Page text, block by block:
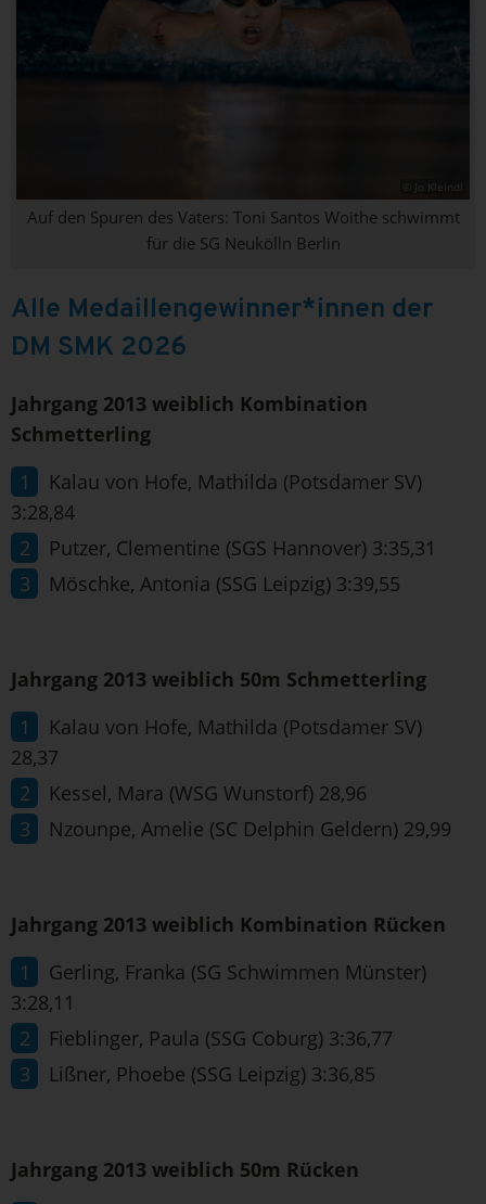
© Jo Kleindl
Auf den Spuren des Vaters: Toni Santos Woithe schwimmt
für die SG Neukölln Berlin
Alle Medaillengewinner*innen der
DM SMK 2026
Jahrgang 2013 weiblich Kombination
Schmetterling
Kalau von Hofe, Mathilda (Potsdamer SV)
3:28,84
Putzer, Clementine (SGS Hannover) 3:35,31
Möschke, Antonia (SSG Leipzig) 3:39,55
Jahrgang 2013 weiblich 50m Schmetterling
Kalau von Hofe, Mathilda (Potsdamer SV)
28,37
Kessel, Mara (WSG Wunstorf) 28,96
Nzounpe, Amelie (SC Delphin Geldern) 29,99
Jahrgang 2013 weiblich Kombination Rücken
Gerling, Franka (SG Schwimmen Münster)
3:28,11
Fieblinger, Paula (SSG Coburg) 3:36,77
Lißner, Phoebe (SSG Leipzig) 3:36,85
Jahrgang 2013 weiblich 50m Rücken